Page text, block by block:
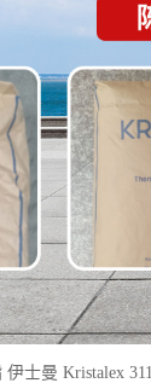
伊士曼 Kristalex